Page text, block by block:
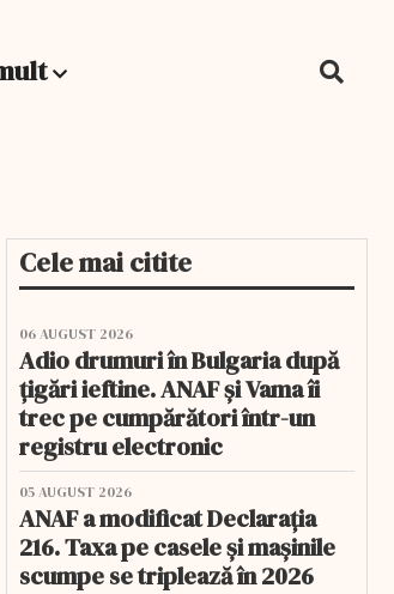
Cele mai citite
06 AUGUST 2026
Adio drumuri în Bulgaria după
țigări ieftine. ANAF și Vama îi
trec pe cumpărători într-un
registru electronic
05 AUGUST 2026
ANAF a modificat Declarația
216. Taxa pe casele și mașinile
scumpe se triplează în 2026